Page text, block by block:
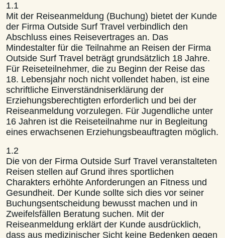
1.1
Mit der Reiseanmeldung (Buchung) bietet der Kunde
der Firma Outside Surf Travel verbindlich den
Abschluss eines Reisevertrages an. Das
Mindestalter für die Teilnahme an Reisen der Firma
Outside Surf Travel beträgt grundsätzlich 18 Jahre.
Für Reiseteilnehmer, die zu Beginn der Reise das
18. Lebensjahr noch nicht vollendet haben, ist eine
schriftliche Einverständniserklärung der
Erziehungsberechtigten erforderlich und bei der
Reiseanmeldung vorzulegen. Für Jugendliche unter
16 Jahren ist die Reiseteilnahme nur in Begleitung
eines erwachsenen Erziehungsbeauftragten möglich.
1.2
Die von der Firma Outside Surf Travel veranstalteten
Reisen stellen auf Grund ihres sportlichen
Charakters erhöhte Anforderungen an Fitness und
Gesundheit. Der Kunde sollte sich dies vor seiner
Buchungsentscheidung bewusst machen und in
Zweifelsfällen Beratung suchen. Mit der
Reiseanmeldung erklärt der Kunde ausdrücklich,
dass aus medizinischer Sicht keine Bedenken gegen